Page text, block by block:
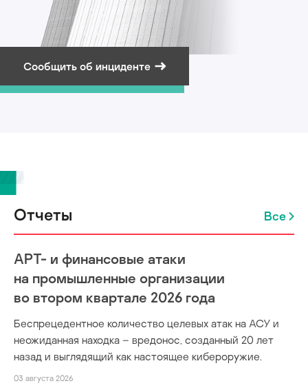
Сообщить об инциденте
Подписаться на рассылку
Отчеты Все
APT- и финансовые атаки
на промышленные организации
во втором квартале 2026 года
Беспрецедентное количество целевых атак на АСУ и
неожиданная находка – вредонос, созданный 20 лет
назад и выглядящий как настоящее кибероружие.
03 августа 2026